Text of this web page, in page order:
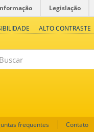
Legislação
ALTO CONTRASTE
frequentes Contato